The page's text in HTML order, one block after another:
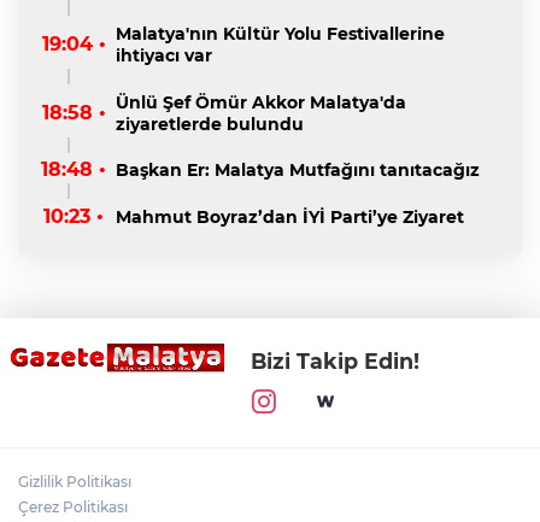
19:04 • Malatya'nın Kültür Yolu Festivallerine
ihtiyacı var
18:58 • Ünlü Şef Ömür Akkor Malatya'da
ziyaretlerde bulundu
18:48 • Başkan Er: Malatya Mutfağını tanıtacağız
10:23 • Mahmut Boyraz’dan İYİ Parti’ye Ziyaret
Bizi Takip Edin!
Gizlilik Politikası
Çerez Politikası